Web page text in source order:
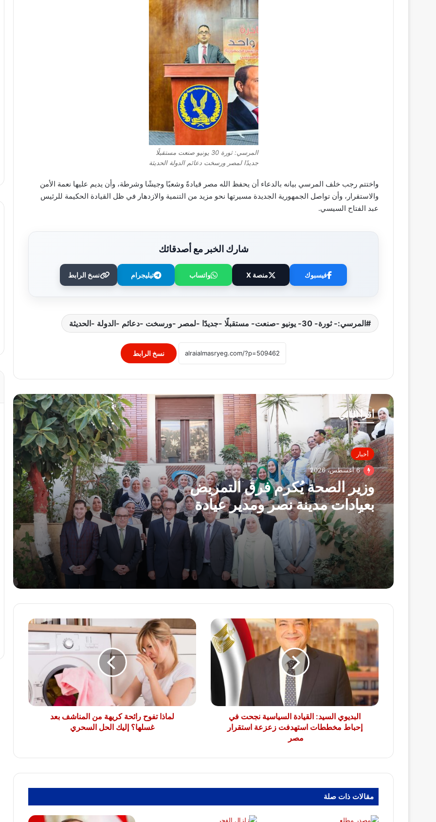
المرسي: ثورة 30 يونيو صنعت مستقبلًا
جديدًا لمصر ورسخت دعائم الدولة الحديثة
واختتم رجب خلف المرسي بيانه بالدعاء أن يحفظ الله مصر قيادةً وشعبًا وجيشًا وشرطة، وأن يديم عليها نعمة الأمن
والاستقرار، وأن تواصل الجمهورية الجديدة مسيرتها نحو مزيد من التنمية والازدهار في ظل القيادة الحكيمة للرئيس
عبد الفتاح السيسي.
شارك الخبر مع أصدقائك
فيسبوك منصة X واتساب تيليجرام نسخ الرابط
المرسي:- ثورة- 30- يونيو -صنعت- مستقبلًا -جديدًا -لمصر -ورسخت -دعائم -الدولة -الحديثة
نسخ الرابط
أقرأ التالي
أخبار
6 أغسطس، 2026
وزير الصحة يُكرم فرق التمريض
بعيادات مدينة نصر ومدير عيادة
التأمين الصحي بالفرع ويوجه
بصرف مكافآت مالية تليق بدورهن
البطولي
وزير الصحة يُكرم فرق التمريض بعيادات
بدورهن البطولي
بنك QNB مصر يعزز جاهزية المشروعات
برنامج أبطال المشروعات الصغيرة
والمتوسطة
الفم والوجه والفكين
رئيس الوزراء يوافق على إنشاء منطقة
استثمارية داخل مشروع “البروج” بامتداد
مدينة الشروق
وزارة التعليم: عدد ساعات دراسية أكبر لمواد
شهادة البكالوريا
رئيس الوزراء يستقبل المدير العام لمنظمة
اليونسكو
استجابةً لأولياء الأمور.. محافظ الجيزة يقرر
خفض الحد الأدنى لتنسيق الثانوية العامة إلى
225 درجة
محمد جبريل : زيادة الكهرباء 12% ترهق
الريف المصرى: 4500 طلب من المصريين
بالخارج للتعاقد على أراضى مزرعتك فى
مصر
النائب سامي سوس عضو مجلس النواب عن
سوهاج المراغة حزب مستقبل وطن يتقدم
بخالص التهاني والشكر لفخامة الرئيس عبد
الفتاح السيسي رئيس الجمهورية
البديوي
السيد:
القيادة
السياسية
نجحت
في
إحباط
مخططات
استهدفت
استقرار
البديوي السيد: القيادة السياسية نجحت في
إحباط مخططات استهدفت زعزعة استقرار
مصر
لماذا
تفوح
كريهة
المناشف
بعد
غسلها؟
إليك
لماذا تفوح رائحة كريهة من المناشف بعد
غسلها؟ إليك الحل السحري
مقالات ذات صلة